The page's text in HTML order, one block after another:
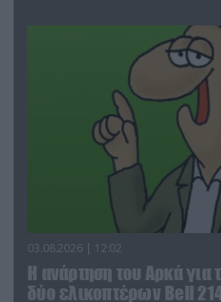
03.08.2026 | 12:02
Η ανάρτηση του Αρκά
δύο ελικοπτέρων Bell